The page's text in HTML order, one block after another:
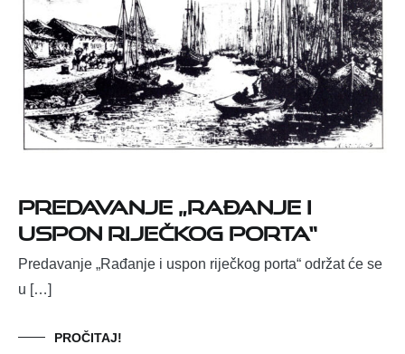
Predavanje „Rađanje i
uspon riječkog porta“
Predavanje „Rađanje i uspon riječkog porta“ održat će se
u […]
PROČITAJ!